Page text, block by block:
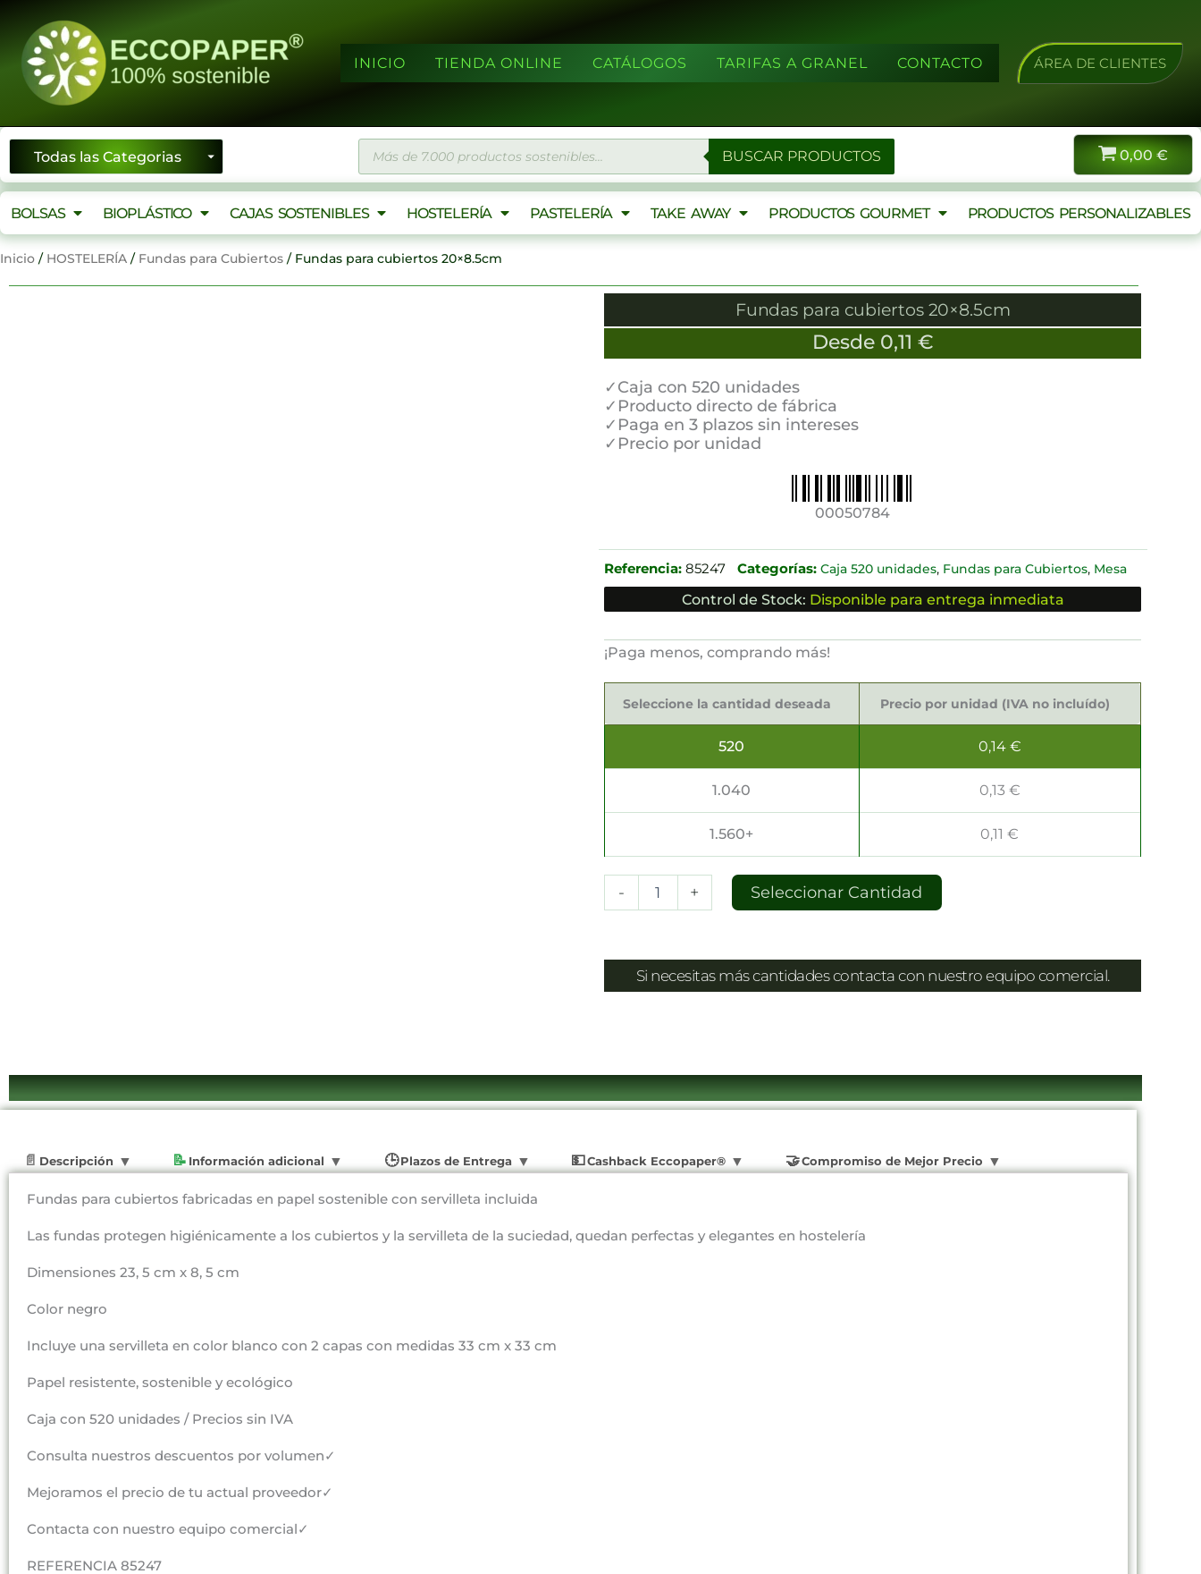
contenido
INICIO TIENDA ONLINE CATÁLOGOS TARIFAS A GRANEL CONTACTO ÁREA DE CLIENTES
de
productos
BUSCAR PRODUCTOS 0,00 €
BOLSAS BIOPLÁSTICO CAJAS SOSTENIBLES HOSTELERÍA PASTELERÍA TAKE AWAY PRODUCTOS GOURMET PRODUCTOS PERSONALIZABLES
Inicio / HOSTELERÍA / Fundas para Cubiertos / Fundas para cubiertos 20×8.5cm
Fundas para cubiertos 20×8.5cm
Desde 0,11 €
✓Caja con 520 unidades
✓Producto directo de fábrica
✓Paga en 3 plazos sin intereses
✓Precio por unidad
00050784
Referencia: 85247 Categorías: Caja 520 unidades, Fundas para Cubiertos, Mesa
Control de Stock: Disponible para entrega inmediata
¡Paga menos, comprando más!
Seleccione la cantidad deseada Precio por unidad (IVA no incluído)
520 0,14 €
1.040 0,13 €
1.560+ 0,11 €
-
cubiertos
20x8.5cm
+ Seleccionar Cantidad
Si necesitas más cantidades contacta con nuestro equipo comercial.
Descripción Información adicional Plazos de Entrega Cashback Eccopaper® Compromiso de Mejor Precio
Fundas para cubiertos fabricadas en papel sostenible con servilleta incluida
Las fundas protegen higiénicamente a los cubiertos y la servilleta de la suciedad, quedan perfectas y elegantes en hostelería
Dimensiones 23, 5 cm x 8, 5 cm
Color negro
Incluye una servilleta en color blanco con 2 capas con medidas 33 cm x 33 cm
Papel resistente, sostenible y ecológico
Caja con 520 unidades / Precios sin IVA
Consulta nuestros descuentos por volumen✓
Mejoramos el precio de tu actual proveedor✓
Contacta con nuestro equipo comercial✓
REFERENCIA 85247